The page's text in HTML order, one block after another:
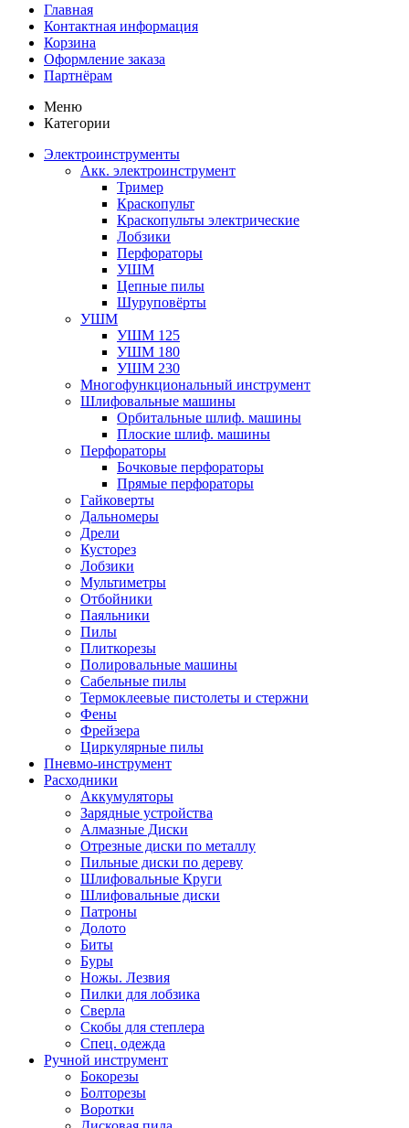
Главная
Контактная информация
Корзина
Оформление заказа
Партнёрам
Меню
Категории
Электроинструменты
Акк. электроинструмент
Тример
Краскопульт
Краскопульты электрические
Лобзики
Перфораторы
УШМ
Цепные пилы
Шуруповёрты
УШМ
УШМ 125
УШМ 180
УШМ 230
Многофункциональный инструмент
Шлифовальные машины
Орбитальные шлиф. машины
Плоские шлиф. машины
Перфораторы
Бочковые перфораторы
Прямые перфораторы
Гайковерты
Дальномеры
Дрели
Кусторез
Лобзики
Мультиметры
Отбойники
Паяльники
Пилы
Плиткорезы
Полировальные машины
Сабельные пилы
Термоклеевые пистолеты и стержни
Фены
Фрейзера
Циркулярные пилы
Пневмо-инструмент
Расходники
Аккумуляторы
Зарядные устройства
Алмазные Диски
Отрезные диски по металлу
Пильные диски по дереву
Шлифовальные Круги
Шлифовальные диски
Патроны
Долото
Биты
Буры
Ножы. Лезвия
Пилки для лобзика
Сверла
Скобы для степлера
Спец. одежда
Ручной инструмент
Бокорезы
Болторезы
Воротки